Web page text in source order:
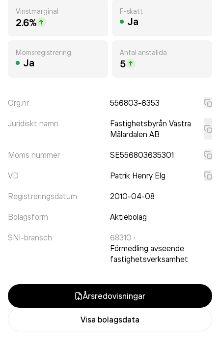
Vinstmarginal
2.6%
F-skatt
Ja
Momsregistrering
Ja
Antal anställda
5
Org.nr. 556803-6353
Juridiskt namn
Fastighetsbyrån Västra
Mälardalen AB
Moms nummer SE556803635301
VD Patrik Henry Elg
Registreringsdatum 2010-04-08
Bolagsform Aktiebolag
SNI-bransch 68310 ·
Förmedling avseende
fastighetsverksamhet
Årsredovisningar
Visa bolagsdata